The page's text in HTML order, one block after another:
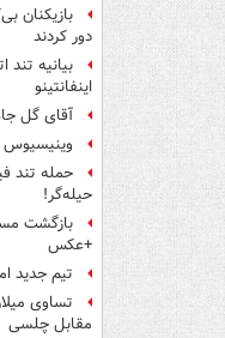
بازیکنان
دور کردند
بیانیه تند
اینفانتینو
آقای گل
وینیسیوس
حمله تند
حیله‌گر!
بازگشت
+عکس
تیم جدید
تساوی
مقابل چلسی